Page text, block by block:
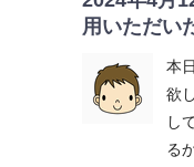
用いただい
本
欲
し
る